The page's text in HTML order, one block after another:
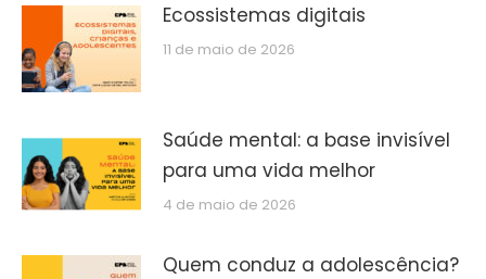
Ecossistemas digitais
11 de maio de 2026
Saúde mental: a base invisível
para uma vida melhor
4 de maio de 2026
Quem conduz a adolescência?